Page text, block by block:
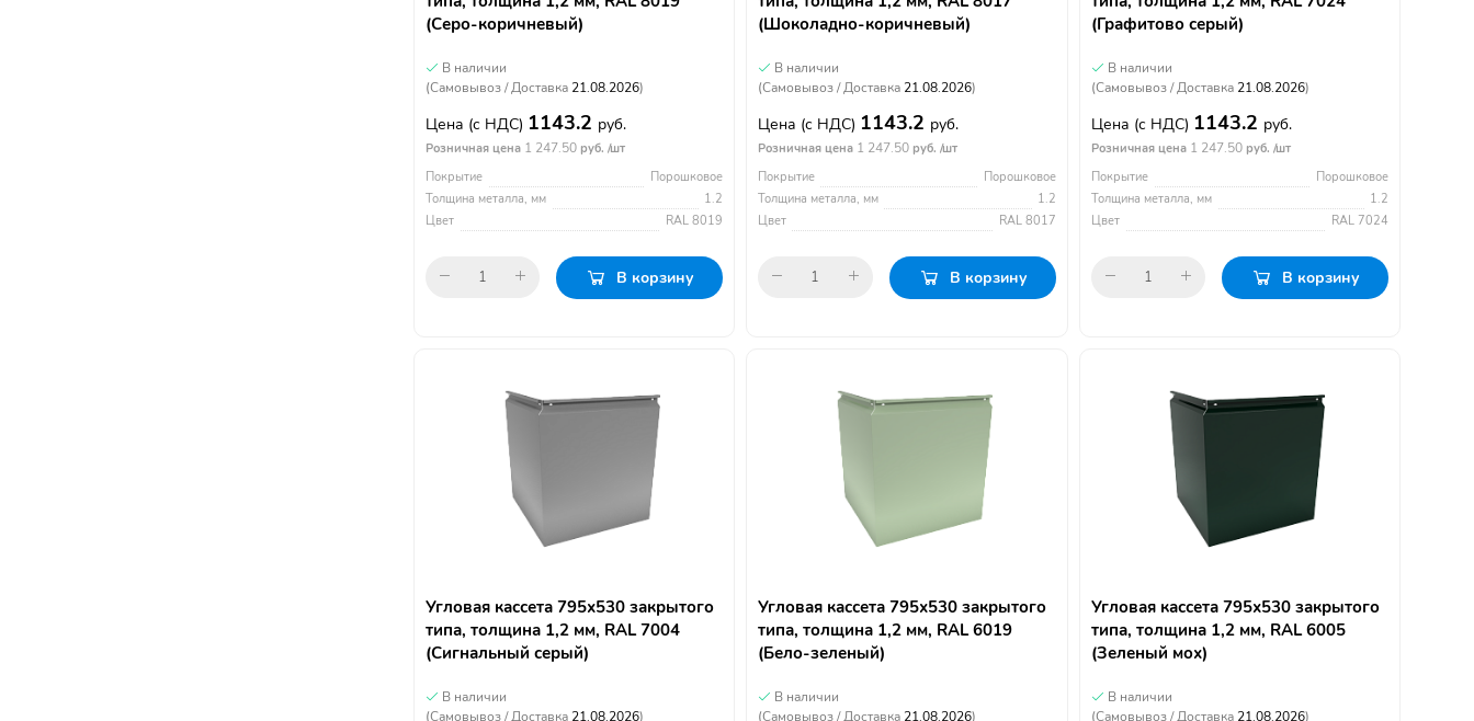
(Серо-коричневый)
В наличии
(Самовывоз / Доставка 21.08.2026)
Цена (с НДС) 1143.2 руб.
Розничная цена 1 247.50 руб. /шт
Покрытие
Порошковое
Толщина металла, мм
1.2
Цвет
RAL 8019
В корзину
(Шоколадно-коричневый)
В наличии
(Самовывоз / Доставка 21.08.2026)
Цена (с НДС) 1143.2 руб.
Розничная цена 1 247.50 руб. /шт
Покрытие
Порошковое
Толщина металла, мм
1.2
Цвет
RAL 8017
В корзину
(Графитово серый)
В наличии
(Самовывоз / Доставка 21.08.2026)
Цена (с НДС) 1143.2 руб.
Розничная цена 1 247.50руб. /шт
Покрытие
Порошковое
Толщина металла, мм
1.2
Цвет
RAL 7024
В корзину
Угловая кассета 795х530 закрытого
типа, толщина 1,2 мм, RAL 7004
(Сигнальный серый)
В наличии
(Самовывоз / Доставка 21.08.2026)
Угловая кассета 795х530 закрытого
типа, толщина 1,2 мм, RAL 6019
(Бело-зеленый)
В наличии
(Самовывоз / Доставка 21.08.2026)
Угловая кассета 795х530 закрытого
типа, толщина 1,2 мм, RAL 6005
(Зеленый мох)
В наличии
(Самовывоз / Доставка 21.08.2026)